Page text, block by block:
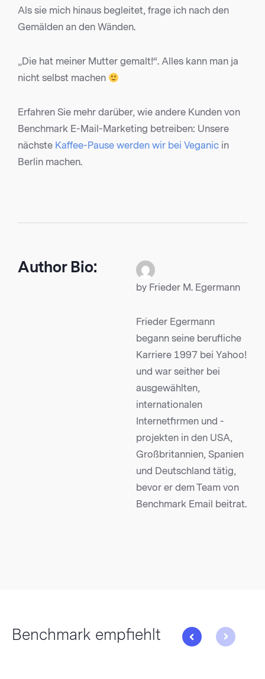
Als sie mich hinaus begleitet, frage ich nach den
Gemälden an den Wänden.
„Die hat meiner Mutter gemalt!“. Alles kann man ja
nicht selbst machen
Erfahren Sie mehr darüber, wie andere Kunden von
Benchmark E-Mail-Marketing betreiben: Unsere
nächste Kaffee-Pause werden wir bei Veganic in
Berlin machen.
Author Bio:
by Frieder M. Egermann
Frieder Egermann
begann seine berufliche
Karriere 1997 bei Yahoo!
und war seither bei
ausgewählten,
internationalen
Internetfirmen und -
projekten in den USA,
Großbritannien, Spanien
und Deutschland tätig,
bevor er dem Team von
Benchmark Email beitrat.
Benchmark empfiehlt